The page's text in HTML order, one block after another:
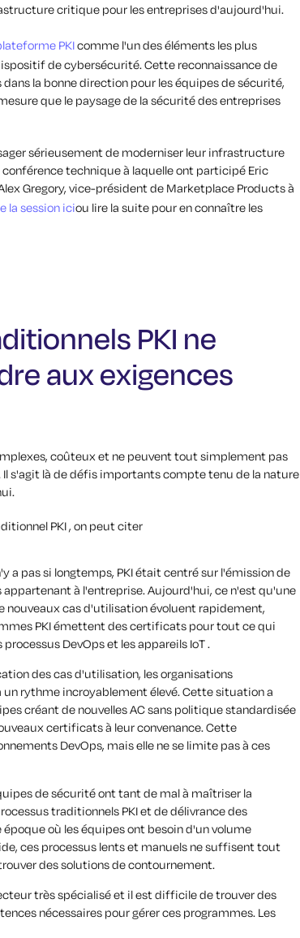
critique pour les entreprises d'aujourd'hui.
PKIcomme l'un des éléments les plus
de cybersécurité. Cette reconnaissance de
la bonne direction pour les équipes de sécurité,
que le paysage de la sécurité des entreprises
sérieusement de moderniser leur infrastructure
technique à laquelle ont participé Eric
Gregory, vice-président de Marketplace Products à
la session iciou lire la suite pour en connaître les
PKI ne
aux exigences
coûteux et ne peuvent tout simplement pas
s'agit là de défis importants compte tenu de la nature
PKI , on peut citer
a pas si longtemps, PKI était centré sur l'émission de
à l'entreprise. Aujourd'hui, ce n'est qu'une
nouveaux cas d'utilisation évoluent rapidement,
PKI émettent des certificats pour tout ce qui
DevOps et les appareils IoT .
des cas d'utilisation, les organisations
rythme incroyablement élevé. Cette situation a
créant de nouvelles AC sans politique standardisée
certificats à leur convenance. Cette
DevOps, mais elle ne se limite pas à ces
de sécurité ont tant de mal à maîtriser la
traditionnels PKI et de délivrance des
où les équipes ont besoin d'un volume
ces processus lents et manuels ne suffisent tout
des solutions de contournement.
très spécialisé et il est difficile de trouver des
nécessaires pour gérer ces programmes. Les